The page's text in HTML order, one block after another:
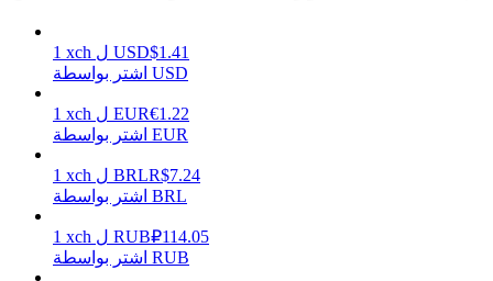
يكسب
1 xch ل USD$1.41
اشتر بواسطة USD
1 xch ل EUR€1.22
اشتر بواسطة EUR
1 xch ل BRLR$7.24
اشتر بواسطة BRL
1 xch ل RUB₽114.05
اشتر بواسطة RUB